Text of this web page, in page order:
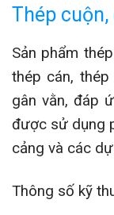
Thép
Sản phẩm
thép cán,
gân vằn, đáp
được sử dụng
cảng và các
Thông số kỹ